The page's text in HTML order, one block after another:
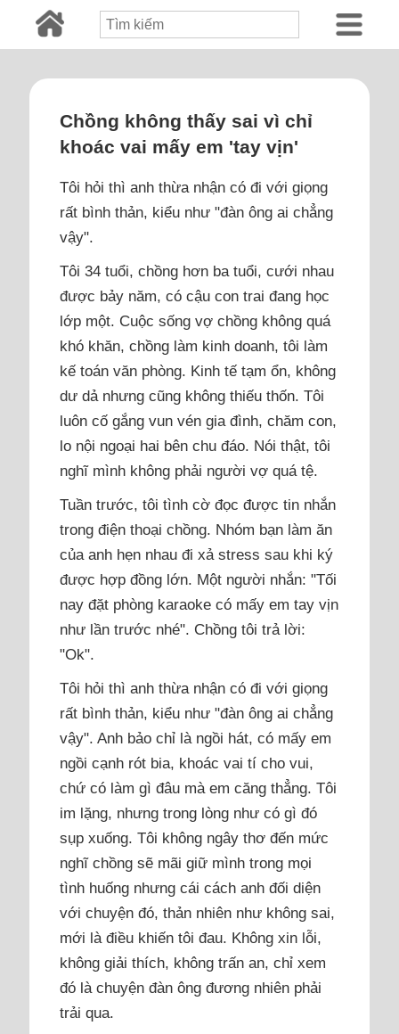
Chồng không thấy sai vì chỉ
khoác vai mấy em 'tay vịn'
Tôi hỏi thì anh thừa nhận có đi với giọng
rất bình thản, kiểu như "đàn ông ai chẳng
vậy".
Tôi 34 tuổi, chồng hơn ba tuổi, cưới nhau
được bảy năm, có cậu con trai đang học
lớp một. Cuộc sống vợ chồng không quá
khó khăn, chồng làm kinh doanh, tôi làm
kế toán văn phòng. Kinh tế tạm ổn, không
dư dả nhưng cũng không thiếu thốn. Tôi
luôn cố gắng vun vén gia đình, chăm con,
lo nội ngoại hai bên chu đáo. Nói thật, tôi
nghĩ mình không phải người vợ quá tệ.
Tuần trước, tôi tình cờ đọc được tin nhắn
trong điện thoại chồng. Nhóm bạn làm ăn
của anh hẹn nhau đi xả stress sau khi ký
được hợp đồng lớn. Một người nhắn: "Tối
nay đặt phòng karaoke có mấy em tay vịn
như lần trước nhé". Chồng tôi trả lời:
"Ok".
Tôi hỏi thì anh thừa nhận có đi với giọng
rất bình thản, kiểu như "đàn ông ai chẳng
vậy". Anh bảo chỉ là ngồi hát, có mấy em
ngồi cạnh rót bia, khoác vai tí cho vui,
chứ có làm gì đâu mà em căng thẳng. Tôi
im lặng, nhưng trong lòng như có gì đó
sụp xuống. Tôi không ngây thơ đến mức
nghĩ chồng sẽ mãi giữ mình trong mọi
tình huống nhưng cái cách anh đối diện
với chuyện đó, thản nhiên như không sai,
mới là điều khiến tôi đau. Không xin lỗi,
không giải thích, không trấn an, chỉ xem
đó là chuyện đàn ông đương nhiên phải
trải qua.